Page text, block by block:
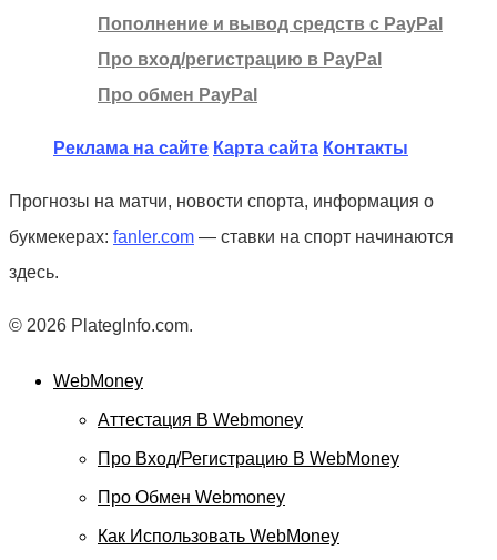
Пополнение и вывод средств с PayPal
Про вход/регистрацию в PayPal
Про обмен PayPal
Реклама на сайте Карта сайта Контакты
Прогнозы на матчи, новости спорта, информация о
букмекерах: fanler.com — ставки на спорт начинаются
здесь.
© 2026 PlategInfo.com.
WebMoney
Аттестация В Webmoney
Про Вход/регистрацию В WebMoney
Про Обмен Webmoney
Как Использовать WebMoney